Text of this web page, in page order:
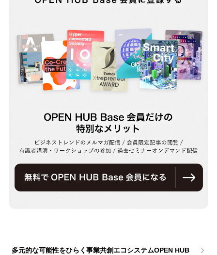
多元的な可能性をひらく事業共創エコシステムOPEN HUB